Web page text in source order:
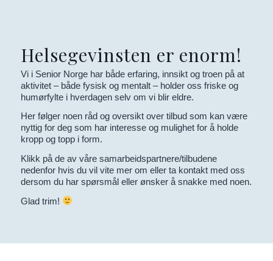
Helsegevinsten er enorm!
Vi i Senior Norge har både erfaring, innsikt og troen på at
aktivitet – både fysisk og mentalt – holder oss friske og
humørfylte i hverdagen selv om vi blir eldre.
Her følger noen råd og oversikt over tilbud som kan være
nyttig for deg som har interesse og mulighet for å holde
kropp og topp i form.
Klikk på de av våre samarbeidspartnere/tilbudene
nedenfor hvis du vil vite mer om eller ta kontakt med oss
dersom du har spørsmål eller ønsker å snakke med noen.
Glad trim!